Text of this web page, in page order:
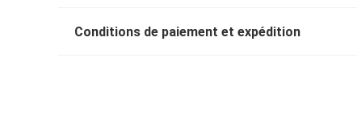
Conditions de paiement et expédition